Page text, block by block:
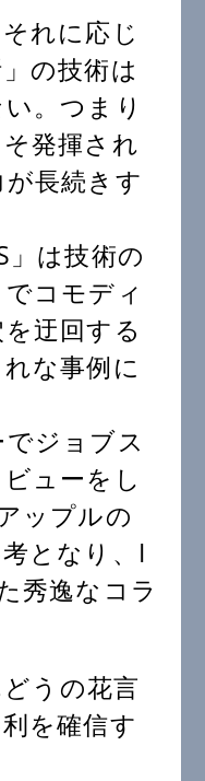
れに応じ
の技術は
。つまり
発揮され
長続きす
は技術の
コモディ
迂回する
な事例に
ジョブス
ューをし
ップルの
となり、I
秀逸なコラ
花言
を確信す
心」